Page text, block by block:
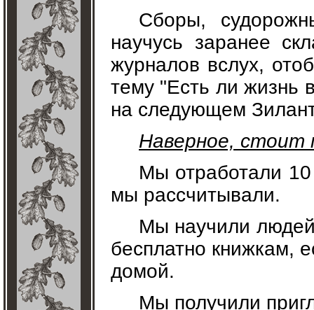
Сборы,
научусь заранее
журналов вслух,
тему "Есть ли жизнь
на следующем
Наверное, стоит
Мы отработали
мы рассчитывали.
Мы научили людей
бесплатно книжкам,
домой.
Мы получили